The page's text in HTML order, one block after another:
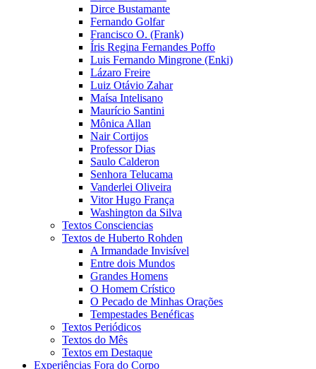
Dirce Bustamante
Fernando Golfar
Francisco O. (Frank)
Íris Regina Fernandes Poffo
Luis Fernando Mingrone (Enki)
Lázaro Freire
Luiz Otávio Zahar
Maísa Intelisano
Maurício Santini
Mônica Allan
Nair Cortijos
Professor Dias
Saulo Calderon
Senhora Telucama
Vanderlei Oliveira
Vitor Hugo França
Washington da Silva
Textos Consciencias
Textos de Huberto Rohden
A Irmandade Invisível
Entre dois Mundos
Grandes Homens
O Homem Crístico
O Pecado de Minhas Orações
Tempestades Benéficas
Textos Periódicos
Textos do Mês
Textos em Destaque
Experiências Fora do Corpo